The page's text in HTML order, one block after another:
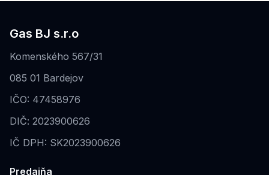
Gas BJ s.r.o
Komenského 567/31
085 01 Bardejov
IČO: 47458976
DIČ: 2023900626
IČ DPH: SK2023900626
Predajňa